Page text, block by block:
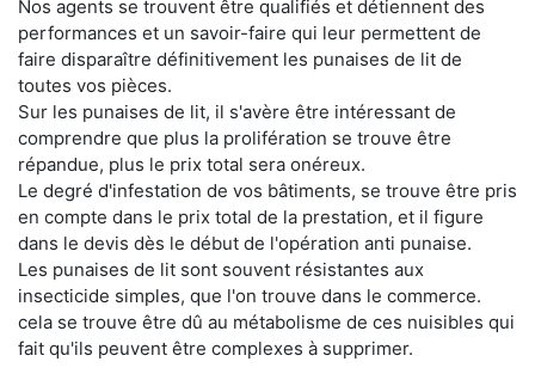
Nos agents se trouvent être qualifiés et détiennent des
performances et un savoir-faire qui leur permettent de
faire disparaître définitivement les punaises de lit de
toutes vos pièces.
Sur les punaises de lit, il s'avère être intéressant de
comprendre que plus la prolifération se trouve être
répandue, plus le prix total sera onéreux.
Le degré d'infestation de vos bâtiments, se trouve être pris
en compte dans le prix total de la prestation, et il figure
dans le devis dès le début de l'opération anti punaise.
Les punaises de lit sont souvent résistantes aux
insecticide simples, que l'on trouve dans le commerce.
cela se trouve être dû au métabolisme de ces nuisibles qui
fait qu'ils peuvent être complexes à supprimer.